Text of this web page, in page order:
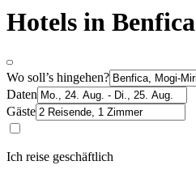
Hotels in Benfica
Wo soll’s hingehen?
Daten
Gäste
Ich reise geschäftlich